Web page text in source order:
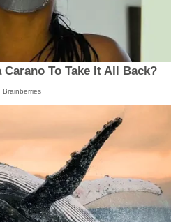
To Take It All Back?
Brainberries